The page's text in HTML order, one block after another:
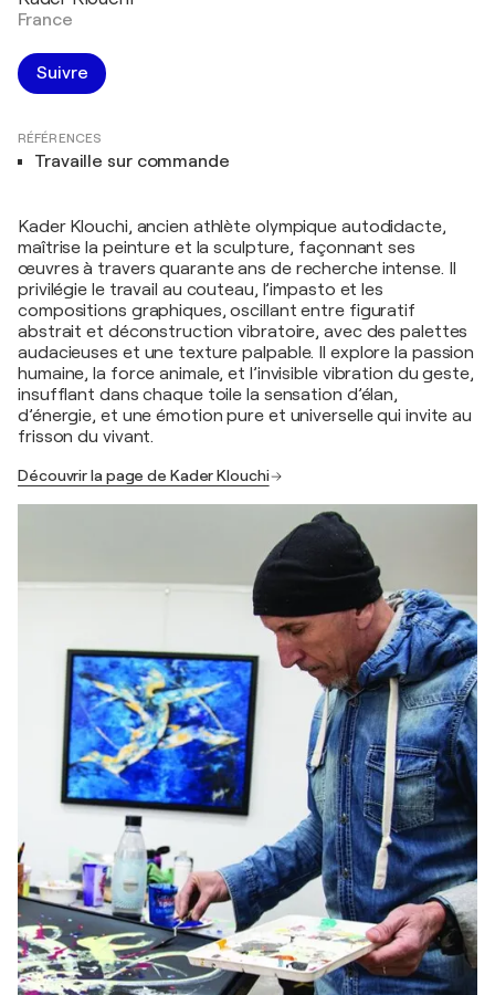
France
Suivre
RÉFÉRENCES
Travaille sur commande
Kader Klouchi, ancien athlète olympique autodidacte,
maîtrise la peinture et la sculpture, façonnant ses
œuvres à travers quarante ans de recherche intense. Il
privilégie le travail au couteau, l’impasto et les
compositions graphiques, oscillant entre figuratif
abstrait et déconstruction vibratoire, avec des palettes
audacieuses et une texture palpable. Il explore la passion
humaine, la force animale, et l’invisible vibration du geste,
insufflant dans chaque toile la sensation d’élan,
d’énergie, et une émotion pure et universelle qui invite au
frisson du vivant.
Découvrir la page de Kader Klouchi